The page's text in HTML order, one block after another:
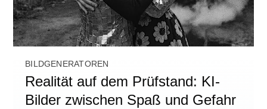
BILDGENERATOREN
Realität auf dem Prüfstand: KI-
Bilder zwischen Spaß und Gefahr